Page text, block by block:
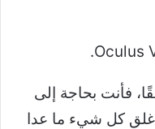
فأنت بحاجة إلى
أغلق كل شيء ما عدا